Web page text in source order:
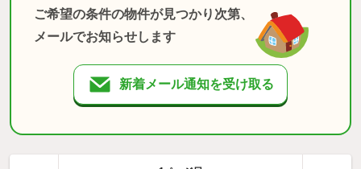
ご希望の条件の物件が見つかり次第、
メールでお知らせします
新着メール通知を受け取る